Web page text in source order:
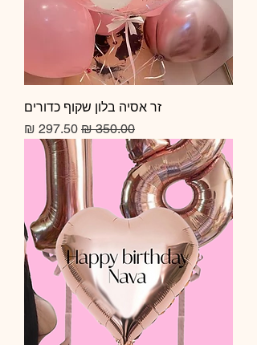
זר אסיה בלון שקוף כדורים
מחיר רגיל מחיר מבצע